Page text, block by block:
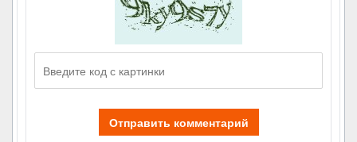
Отправить комментарий